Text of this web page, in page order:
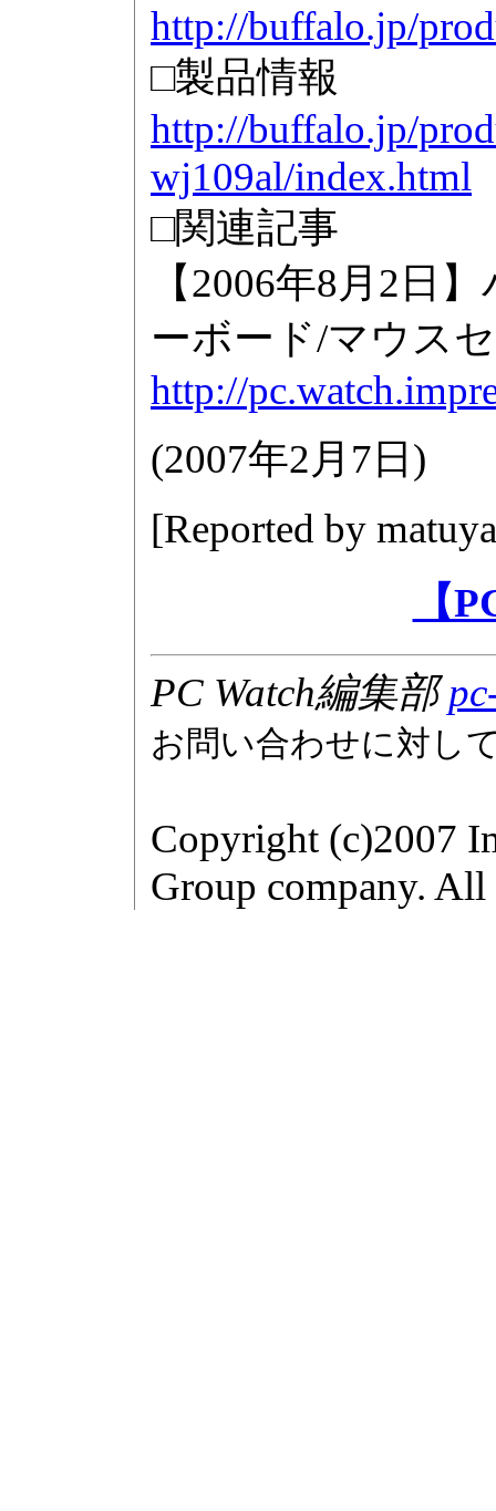
http://buffalo.jp/
□製品情報
http://buffalo.jp/
wj109al/index.html
□関連記事
【2006年8月2日
ーボード/マウス
http://
(2007年2月7日 )
[Reported by
【
PC Watch編集部
お問い合わせに対し
Copyright (c)2007
Group company. All